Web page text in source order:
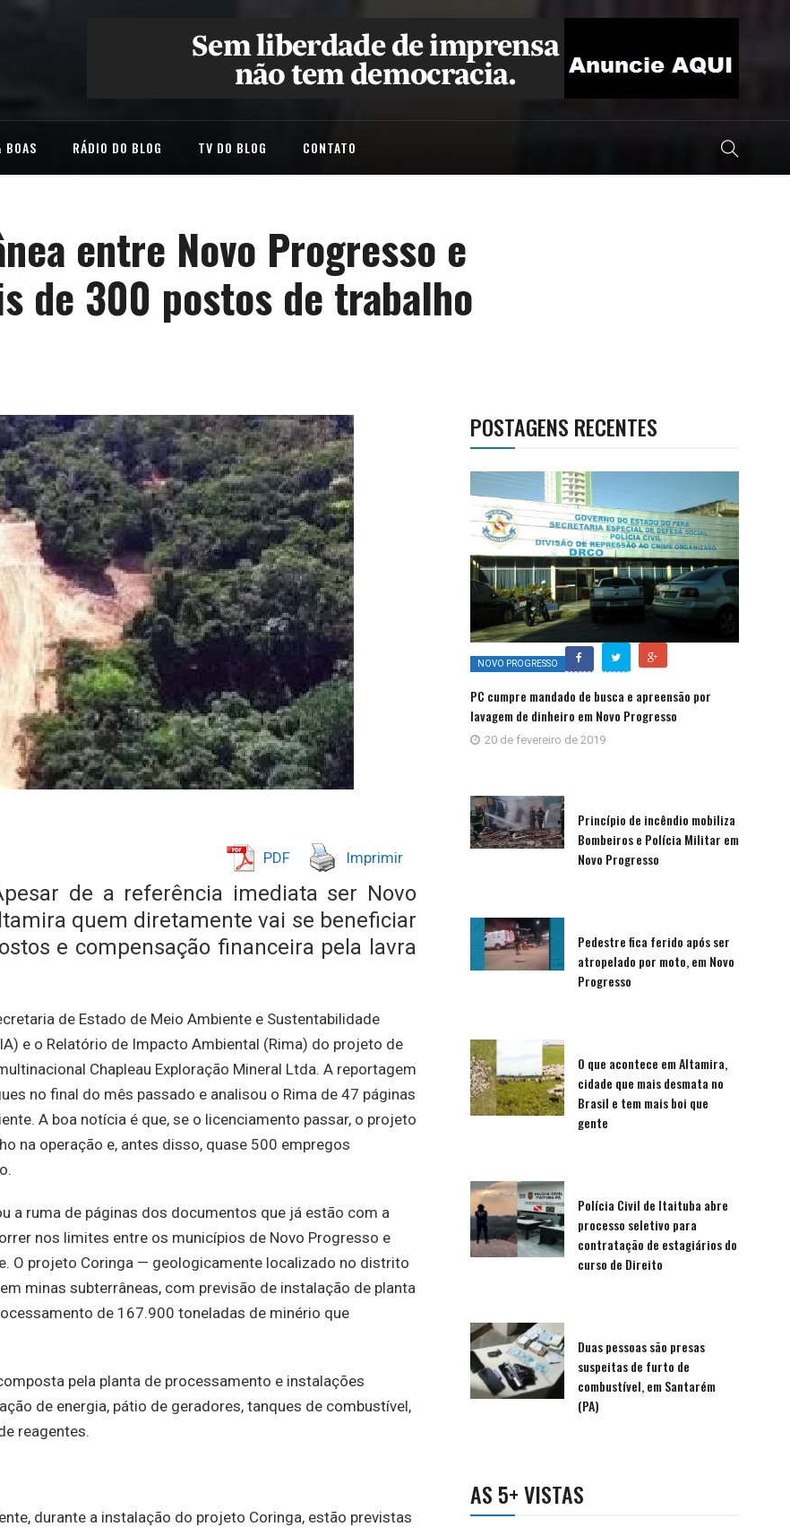
BOAS RÁDIO DO BLOG TV DO BLOG CONTATO
entre Novo Progresso e
de 300 postos de trabalho
PDF Imprimir
de a referência imediata ser Novo
quem diretamente vai se beneficiar
e compensação financeira pela lavra
de Estado de Meio Ambiente e Sustentabilidade
e o Relatório de Impacto Ambiental (Rima) do projeto de
Chapleau Exploração Mineral Ltda. A reportagem
no final do mês passado e analisou o Rima de 47 páginas
A boa notícia é que, se o licenciamento passar, o projeto
na operação e, antes disso, quase 500 empregos
a ruma de páginas dos documentos que já estão com a
nos limites entre os municípios de Novo Progresso e
O projeto Coringa — geologicamente localizado no distrito
minas subterrâneas, com previsão de instalação de planta
de 167.900 toneladas de minério que
pela planta de processamento e instalações
de energia, pátio de geradores, tanques de combustível,
reagentes.
durante a instalação do projeto Coringa, estão previstas
POSTAGENS RECENTES
NOVO PROGRESSO
PC cumpre mandado de busca e apreensão por
lavagem de dinheiro em Novo Progresso
20 de fevereiro de 2019
Princípio de incêndio mobiliza
Bombeiros e Polícia Militar em
Novo Progresso
Pedestre fica ferido após ser
atropelado por moto, em Novo
Progresso
O que acontece em Altamira,
cidade que mais desmata no
Brasil e tem mais boi que
gente
Polícia Civil de Itaituba abre
processo seletivo para
contratação de estagiários do
curso de Direito
Duas pessoas são presas
suspeitas de furto de
combustível, em Santarém
(PA)
AS 5+ VISTAS